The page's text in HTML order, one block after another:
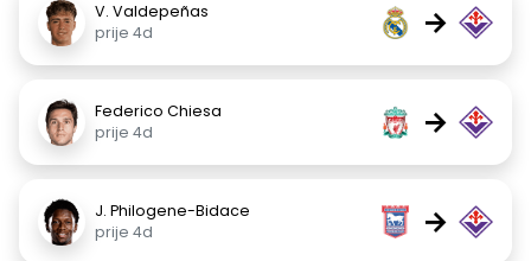
V. Valdepeñas
prije 4d
→
Federico Chiesa
prije 4d
→
J. Philogene-Bidace
prije 4d
→